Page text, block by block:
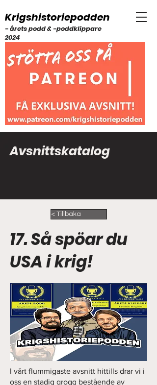
Krigshistoriepodden
- årets podd & -poddklippare
2024
Avsnittskatalog
< Tillbaka
17. Så spöar du
USA i krig!
I vårt flummigaste avsnitt hittills drar vi i
oss en stadig grogg bestående av